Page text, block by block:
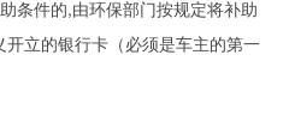
条件的,由环保部门按规定将补助
立的银行卡（必须是车主的第一